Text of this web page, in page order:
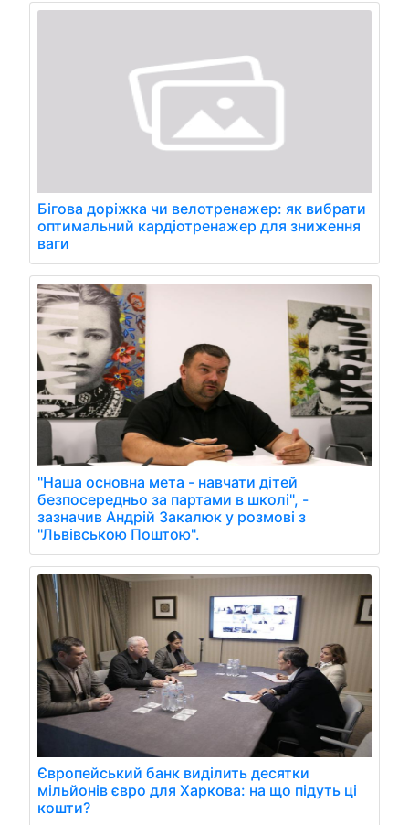
Бігова доріжка чи велотренажер: як вибрати
оптимальний кардіотренажер для зниження
ваги
"Наша основна мета - навчати дітей
безпосередньо за партами в школі", -
зазначив Андрій Закалюк у розмові з
"Львівською Поштою".
Європейський банк виділить десятки
мільйонів євро для Харкова: на що підуть ці
кошти?